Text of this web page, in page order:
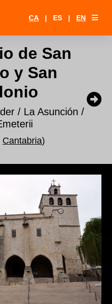
CA | ES | EN
de San
y San
/ La Asunción /
Cantabria)